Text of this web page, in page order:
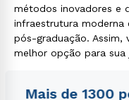
métodos inovadores e
infraestrutura moderna
pós-graduação.
melhor opção para sua
Mais de 1300